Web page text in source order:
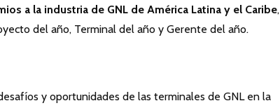
a la industria de GNL de América Latina y el Caribe,
del año, Terminal del año y Gerente del año.
y oportunidades de las terminales de GNL en la